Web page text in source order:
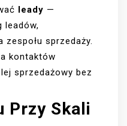
leady —
leadów,
sprzedaży.
kontaktów
sprzedażowy bez
Przy Skali